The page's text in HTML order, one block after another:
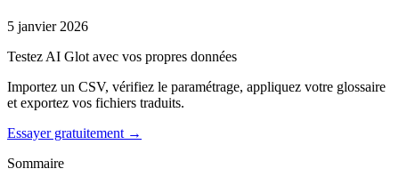
5 janvier 2026
Testez AI Glot avec vos propres données
Importez un CSV, vérifiez le paramétrage, appliquez votre glossaire
et exportez vos fichiers traduits.
Essayer gratuitement →
Sommaire